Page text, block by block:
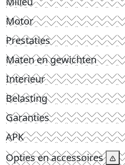
Motor
Prestaties
Maten en gewichten
Interieur
Belasting
Garanties
APK
Opties en accessoires